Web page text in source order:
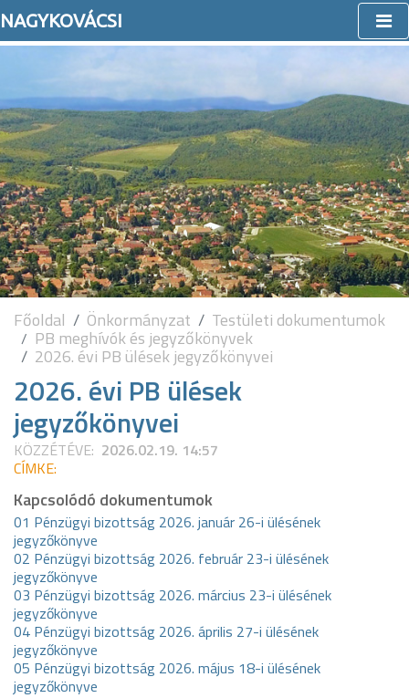
NAGYKOVÁCSI
Főoldal Önkormányzat Testületi dokumentumok
PB meghívók és jegyzőkönyvek
2026. évi PB ülések jegyzőkönyvei
2026. évi PB ülések
jegyzőkönyvei
KÖZZÉTÉVE: 2026.02.19. 14:57
CÍMKE:
Kapcsolódó dokumentumok
01 Pénzügyi bizottság 2026. január 26-i ülésének
jegyzőkönyve
02 Pénzügyi bizottság 2026. február 23-i ülésének
jegyzőkönyve
03 Pénzügyi bizottság 2026. március 23-i ülésének
jegyzőkönyve
04 Pénzügyi bizottság 2026. április 27-i ülésének
jegyzőkönyve
05 Pénzügyi bizottság 2026. május 18-i ülésének
jegyzőkönyve